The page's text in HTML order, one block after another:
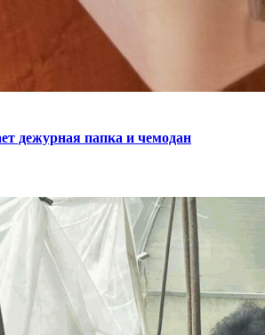
дежурная папка и чемодан